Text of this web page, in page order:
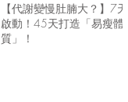
【代謝變慢肚腩大？】7天
啟動！45天打造「易瘦體
質」！